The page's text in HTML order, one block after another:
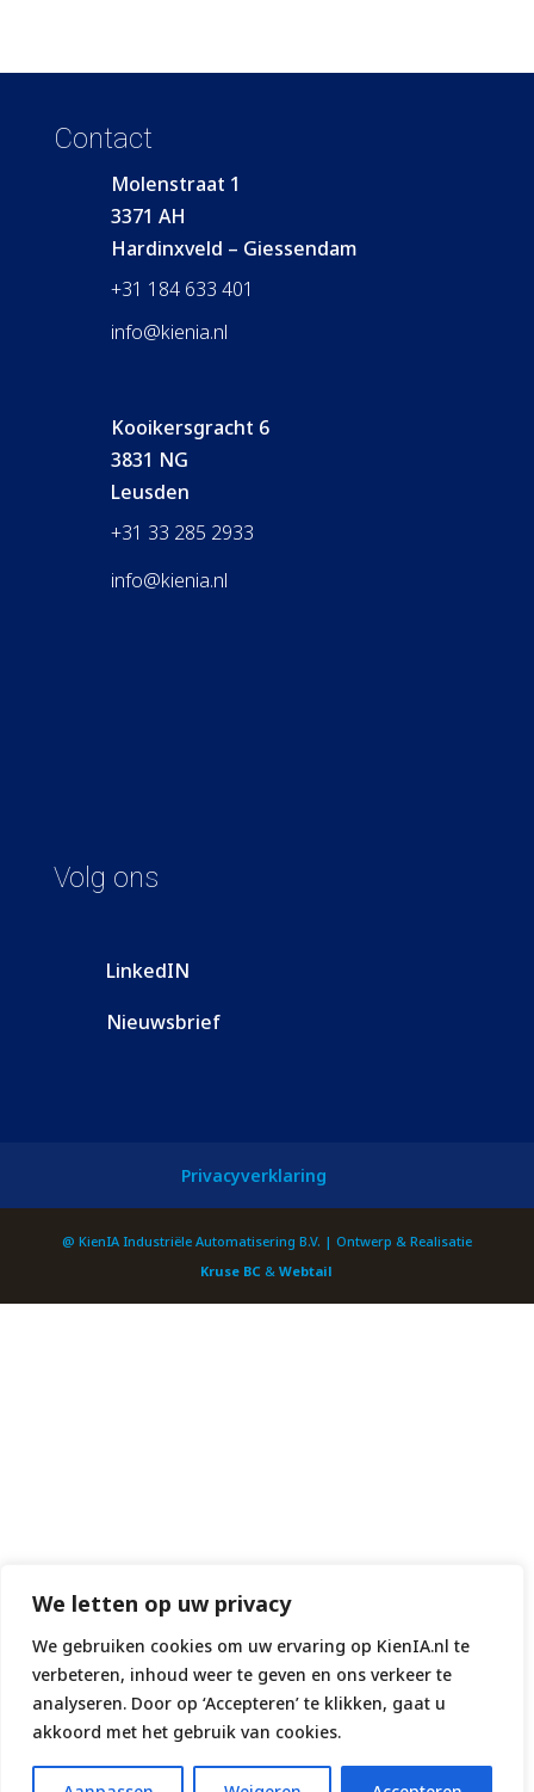
We letten op uw privacy
We gebruiken cookies om uw ervaring op KienIA.nl te
verbeteren, inhoud weer te geven en ons verkeer te
analyseren. Door op ‘Accepteren’ te klikken, gaat u
akkoord met het gebruik van cookies.
Contact
Molenstraat 1
3371 AH
Hardinxveld – Giessendam
+31 184 633 401
info@kienia.nl
Kooikersgracht 6
3831 NG
Leusden
+31 33 285 2933
info@kienia.nl
Volg ons
LinkedIN
Nieuwsbrief
Privacyverklaring
@ KienIA Industriële Automatisering B.V. | Ontwerp & Realisatie
Kruse BC &Webtail